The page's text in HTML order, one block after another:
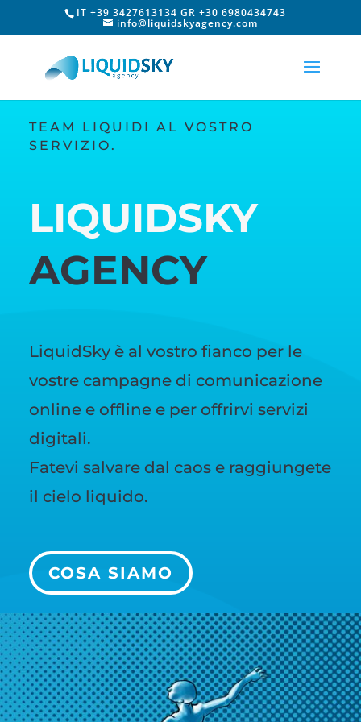
IT +39 3427613134 GR +30 6980434743
info@liquidskyagency.com
TEAM LIQUIDI AL VOSTRO
SERVIZIO.
LIQUIDSKY
AGENCY
LiquidSky è al vostro fianco per le
vostre campagne di comunicazione
online e offline e per offrirvi servizi
digitali.
Fatevi salvare dal caos e raggiungete
il cielo liquido.
COSA SIAMO